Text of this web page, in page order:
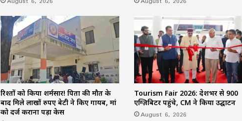
CM साय की हाईलेवल समीक्षा: CM हेल्पलाइन,
सेवा सेतु और एग्रीस्टैक पर फोकस, लापरवाही
करने वाले अफसरों को चेतावनी
75 जिले, 5 करोड़ घर, एक तिरंगा! पहली बार पूरे
यूपी में होगा ‘तिरंगा कॉन्सर्ट’
रिश्तों को किया शर्मसार! पिता की मौत के
बाद मिले लाखों रुपए बेटी ने किए गायब, मां
को दर्ज कराना पड़ा केस
Tourism Fair 2026: देशभर से 900
एग्ज़िबिटर पहुंचे, CM ने किया उद्घाटन
August 6, 2026